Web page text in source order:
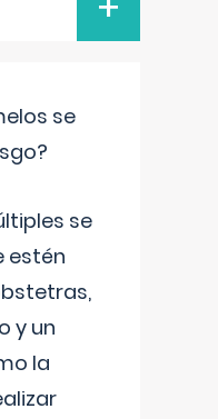
se
se
estén
y un
la